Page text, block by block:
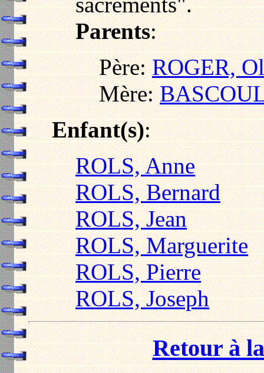
Parents:
Père:ROGER,
Mère:
Enfant(s):
ROLS, Anne
ROLS, Bernard
ROLS, Jean
ROLS, Marguerite
ROLS, Pierre
ROLS, Joseph
Retour à